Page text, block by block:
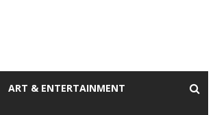
ART & ENTERTAINMENT